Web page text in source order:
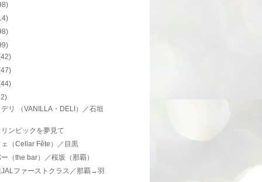
リ （VANILLA・DELI）／石垣
ンピックを夢見て
（Cellar Fête）／目黒
（the bar）／桜坂（那覇）
ファーストクラス／那覇→羽